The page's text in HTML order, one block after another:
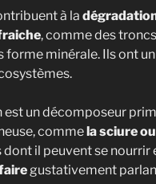
à la
, comme des
forme minérale. Ils ont
un décomposeur
commela sciure
il peuvent se nourrir
gustativement